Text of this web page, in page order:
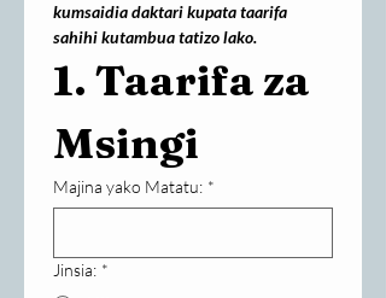
kumsaidia daktari kupata taarifa
sahihi kutambua tatizo lako.
1. Taarifa za
Msingi
Majina yako Matatu: *
Jinsia: *